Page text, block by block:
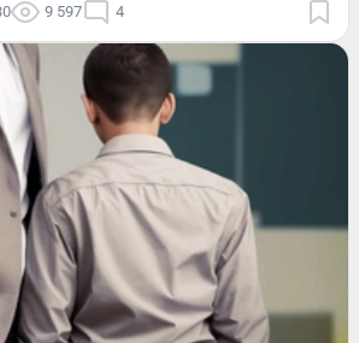
9 597 4